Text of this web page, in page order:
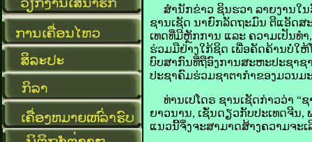
ສຳນັກ​ຂ່າວ ຊິນ​ຮວາ ລາຍ​ງານ​ໃນ​
ຊານ​ເຊັດ ນາຍົກລັດຖະມົນ ຕີ​ແອັດ​ສ
ເທດ​ທີ່​ມີ​ຫຼັກການ ແລະ ຄວາມ​ເປັນ​ທ
ຮ່ວມ​ມື​ຢ່າງ​ໃກ້ຊິດ​ ເພື່ອ​ຄັດຄ້ານ​ບໍ່​ໃ
ບົບ​ສາກົນ​ທີ່​ຖື​ອົງການ​ສະຫະ​ປະຊາ​ຊ
ປະຊາ​ຄົມ​ຮ່ວມ​ຊາຕາກຳ​ຂອງ​ມວນ​ມ
ທ່ານ​ເປ​ໂດຣ ຊານ​ເຊັດ​ກ່າວ​ວ່າ “
ຍາວ​ນານ, ເຊັ່ນ​ດຽວ​ກັບ​ປະເທດ​ຈີນ,
ແນວ​ນີ້​ຈິ່ງ​ຈະ​ສາມາດ​ສ້າງ​ຄວາມ​ຈະ